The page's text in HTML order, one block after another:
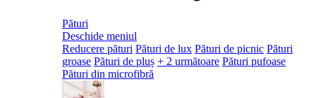
Pături
Deschide meniul
Reducere pături Pături de lux Pături de picnic Pături
groase Pături de pluș + 2 următoare Pături pufoase
Pături din microfibră